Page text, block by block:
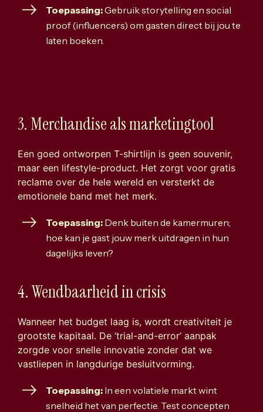
Toepassing:Gebruik storytelling en social
proof (influencers) om gasten direct bij jou te
laten boeken.
3. Merchandise als marketingtool
Een goed ontworpen T-shirtlijn is geen souvenir,
maar een lifestyle-product. Het zorgt voor gratis
reclame over de hele wereld en versterkt de
emotionele band met het merk.
Toepassing: Denk buiten de kamermuren;
hoe kan je gast jouw merk uitdragen in hun
dagelijks leven?
4. Wendbaarheid in crisis
Wanneer het budget laag is, wordt creativiteit je
grootste kapitaal. De ‘trial-and-error’ aanpak
zorgde voor snelle innovatie zonder dat we
vastliepen in langdurige besluitvorming.
Toepassing: In een volatiele markt wint
snelheid het van perfectie. Test concepten